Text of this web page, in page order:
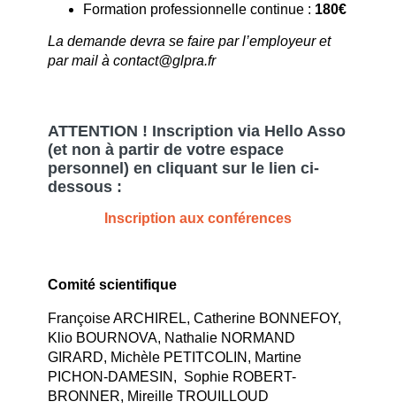
Formation professionnelle continue : 180€
La demande devra se faire par l’employeur et
par mail à contact@glpra.fr
ATTENTION ! Inscription via Hello Asso
(et non à partir de votre espace
personnel) en cliquant sur le lien ci-
dessous :
Inscription aux conférences
Comité scientifique
Françoise ARCHIREL, Catherine BONNEFOY,
Klio BOURNOVA, Nathalie NORMAND
GIRARD, Michèle PETITCOLIN, Martine
PICHON-DAMESIN, Sophie ROBERT-
BRONNER, Mireille TROUILLOUD